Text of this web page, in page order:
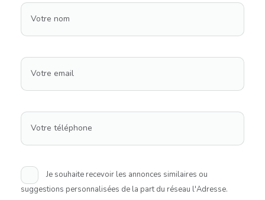
Votre nom
Votre email
Votre téléphone
Je souhaite recevoir les annonces similaires ou
suggestions personnalisées de la part du réseau l'Adresse.